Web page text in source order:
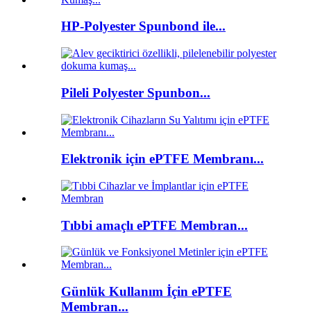
HP-Polyester Spunbond ile...
Pileli Polyester Spunbon...
Elektronik için ePTFE Membranı...
Tıbbi amaçlı ePTFE Membran...
Günlük Kullanım İçin ePTFE
Membran...